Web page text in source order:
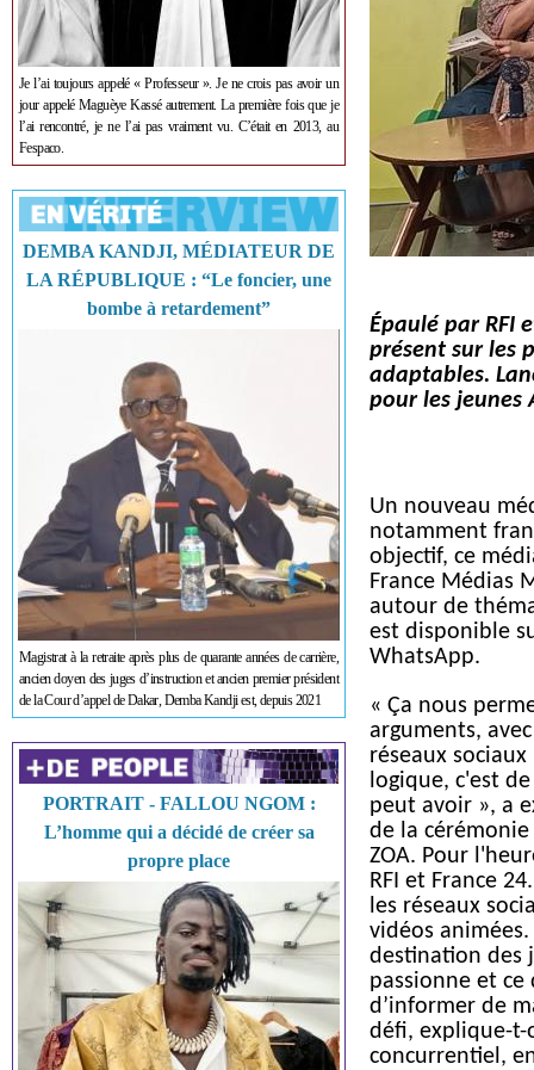
Je l’ai toujours appelé « Professeur ». Je ne crois pas avoir un
jour appelé Maguèye Kassé autrement. La première fois que je
l’ai rencontré, je ne l’ai pas vraiment vu. C’était en 2013, au
Fespaco.
DEMBA KANDJI, MÉDIATEUR DE
LA RÉPUBLIQUE : “Le foncier, une
bombe à retardement”
Magistrat à la retraite après plus de quarante années de carrière,
ancien doyen des juges d’instruction et ancien premier président
de la Cour d’appel de Dakar, Demba Kandji est, depuis 2021
PORTRAIT - FALLOU NGOM :
L’homme qui a décidé de créer sa
propre place
Épaulé par RFI
présent sur les
adaptables.
pour les jeunes
Un nouveau
notamment
objectif, ce
France Médias
autour de
est disponible
WhatsApp.
« Ça nous
arguments,
réseaux
logique, c'est
peut avoir », a
de la
ZOA. Pour
RFI et France
les réseaux
vidéos
destination des
passionne et ce
d’informer de
défi, explique-t-
concurrentiel,